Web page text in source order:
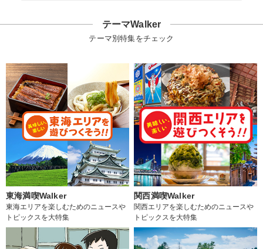
テーマWalker
テーマ別特集をチェック
東海満喫Walker
東海エリアを楽しむためのニュースや
トピックスを大特集
関西満喫Walker
関西エリアを楽しむためのニュースや
トピックスを大特集